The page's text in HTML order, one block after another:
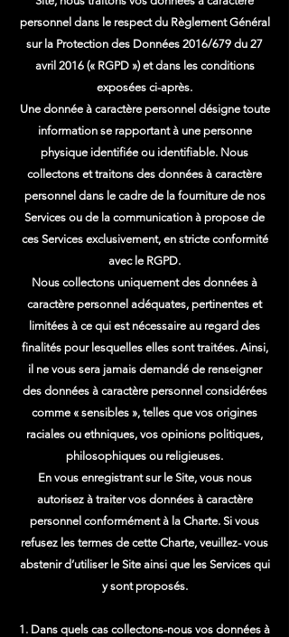
personnel dans le respect du Règlement Général
sur la Protection des Données 2016/679 du 27
avril 2016 (« RGPD ») et dans les conditions
exposées ci-après.
Une donnée à caractère personnel désigne toute
information se rapportant à une personne
physique identifiée ou identifiable. Nous
collectons et traitons des données à caractère
personnel dans le cadre de la fourniture de nos
Services ou de la communication à propose de
ces Services exclusivement, en stricte conformité
avec le RGPD.
Nous collectons uniquement des données à
caractère personnel adéquates, pertinentes et
limitées à ce qui est nécessaire au regard des
finalités pour lesquelles elles sont traitées. Ainsi,
il ne vous sera jamais demandé de renseigner
des données à caractère personnel considérées
comme « sensibles », telles que vos origines
raciales ou ethniques, vos opinions politiques,
philosophiques ou religieuses.
En vous enregistrant sur le Site, vous nous
autorisez à traiter vos données à caractère
personnel conformément à la Charte. Si vous
refusez les termes de cette Charte, veuillez- vous
abstenir d’utiliser le Site ainsi que les Services qui
y sont proposés.
1. Dans quels cas collectons-nous vos données à